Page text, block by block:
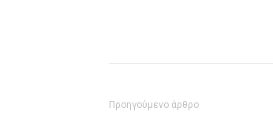
Προηγούμενο άρθρο